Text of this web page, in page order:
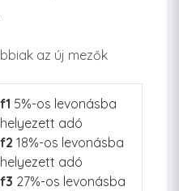
az új mezők
f1 5%-os levonásba
helyezett adó
f2 18%-os levonásba
helyezett adó
f3 27%-os levonásba